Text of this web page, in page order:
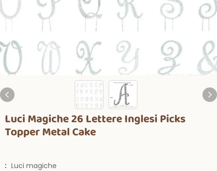
Luci Magiche 26 Lettere Inglesi Picks
Topper Metal Cake
: Luci magiche